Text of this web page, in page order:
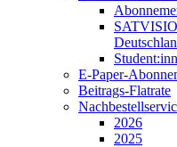
E-Paper-
Beitrags-Flatrate
2026
2025